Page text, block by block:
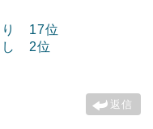
り 17位
し 2位
返信